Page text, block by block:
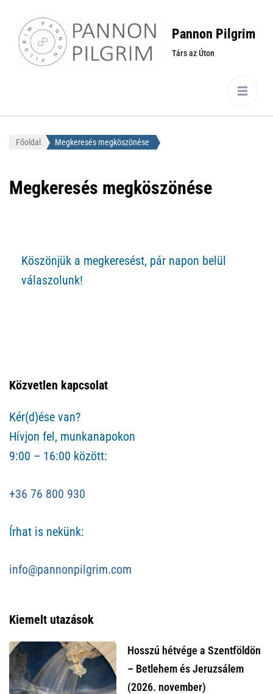
Pannon Pilgrim
Társ az Úton
Főoldal Megkeresés megköszönése
Megkeresés megköszönése
Köszönjük a megkeresést, pár napon belül
válaszolunk!
Közvetlen kapcsolat
Kér(d)ése van?
Hívjon fel, munkanapokon
9:00 – 16:00 között:
+36 76 800 930
Írhat is nekünk:
info@pannonpilgrim.com
Kiemelt utazások
Hosszú hétvége a Szentföldön
– Betlehem és Jeruzsálem
(2026. november)